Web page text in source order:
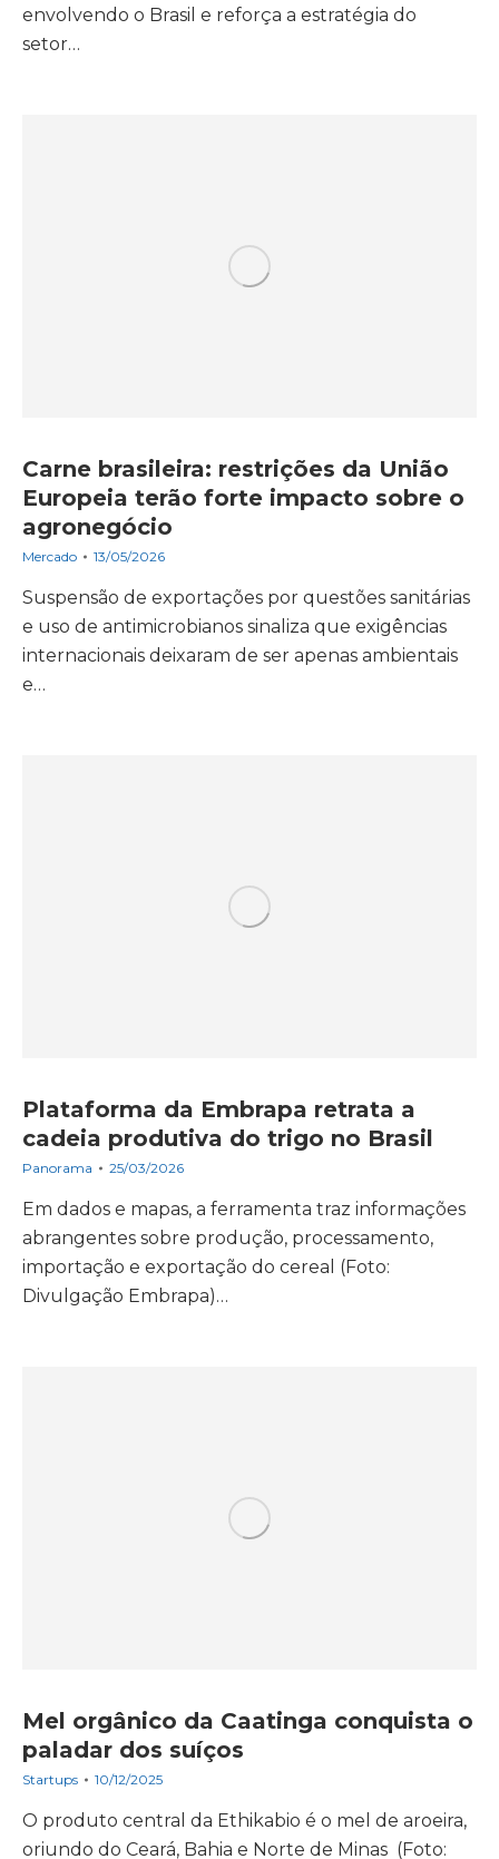
envolvendo o Brasil e reforça a estratégia do
setor…
Carne brasileira: restrições da União
Europeia terão forte impacto sobre o
agronegócio
Mercado 13/05/2026
Suspensão de exportações por questões sanitárias
e uso de antimicrobianos sinaliza que exigências
internacionais deixaram de ser apenas ambientais
e…
Plataforma da Embrapa retrata a
cadeia produtiva do trigo no Brasil
Panorama 25/03/2026
Em dados e mapas, a ferramenta traz informações
abrangentes sobre produção, processamento,
importação e exportação do cereal (Foto:
Divulgação Embrapa)…
Mel orgânico da Caatinga conquista o
paladar dos suíços
Startups 10/12/2025
O produto central da Ethikabio é o mel de aroeira,
oriundo do Ceará, Bahia e Norte de Minas (Foto: